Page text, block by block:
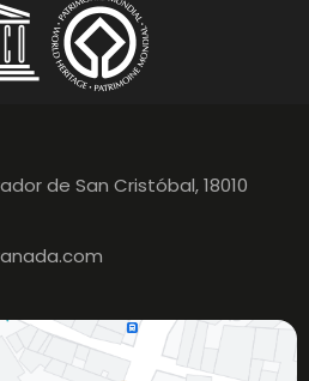
de San Cristóbal, 18010